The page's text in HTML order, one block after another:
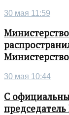
30 мая 11:59
30 мая 10:44
С